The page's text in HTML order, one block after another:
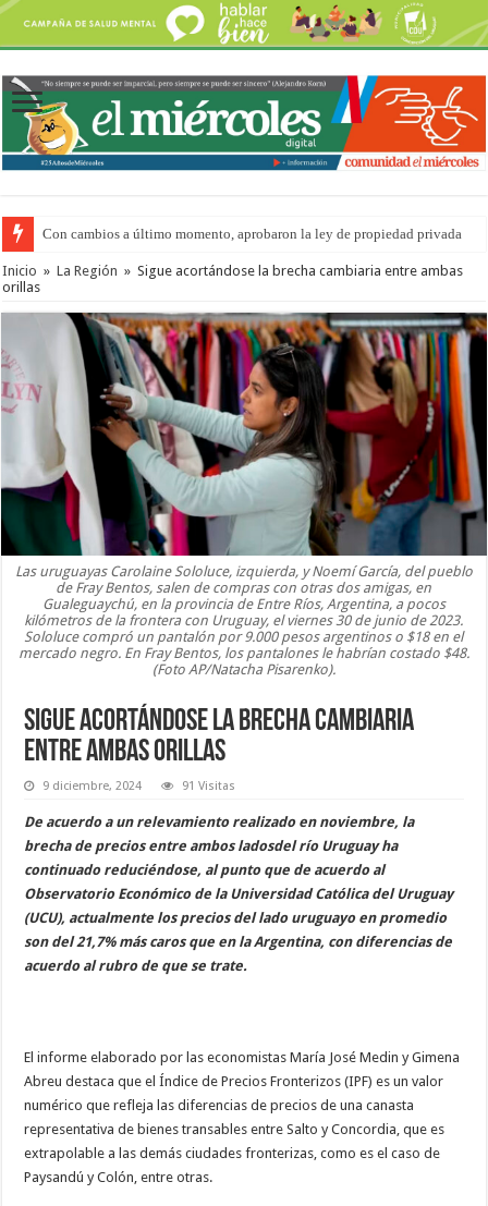
Con cambios a último momento, aprobaron la ley de propiedad privada
Del viernes 7 al domingo 9 de agosto: la agenda ¿A dónde ir? para este
Inicio » La Región » Sigue acortándose la brecha cambiaria entre ambas
orillas
Las uruguayas Carolaine Sololuce, izquierda, y Noemí García, del pueblo
de Fray Bentos, salen de compras con otras dos amigas, en
Gualeguaychú, en la provincia de Entre Ríos, Argentina, a pocos
kilómetros de la frontera con Uruguay, el viernes 30 de junio de 2023.
Sololuce compró un pantalón por 9.000 pesos argentinos o $18 en el
mercado negro. En Fray Bentos, los pantalones le habrían costado $48.
(Foto AP/Natacha Pisarenko).
Sigue acortándose la brecha cambiaria
entre ambas orillas
9 diciembre, 2024 91 Visitas
De acuerdo a un relevamiento realizado en noviembre, la
brecha de precios entre ambos ladosdel río Uruguay ha
continuado reduciéndose, al punto que de acuerdo al
Observatorio Económico de la Universidad Católica del Uruguay
(UCU), actualmente los precios del lado uruguayo en promedio
son del 21,7% más caros que en la Argentina, con diferencias de
acuerdo al rubro de que se trate.
El informe elaborado por las economistas María José Medin y Gimena
Abreu destaca que el Índice de Precios Fronterizos (IPF) es un valor
numérico que refleja las diferencias de precios de una canasta
representativa de bienes transables entre Salto y Concordia, que es
extrapolable a las demás ciudades fronterizas, como es el caso de
Paysandú y Colón, entre otras.